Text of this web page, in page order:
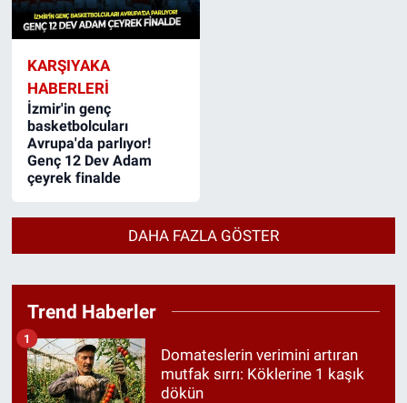
KARŞIYAKA
HABERLERI
İzmir'in genç
basketbolcuları
Avrupa'da parlıyor!
Genç 12 Dev Adam
çeyrek finalde
DAHA FAZLA GÖSTER
Trend Haberler
Domateslerin verimini artıran
mutfak sırrı: Köklerine 1 kaşık
dökün
1